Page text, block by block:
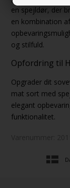
en spejldør, der
en kombination
og stilfuld.
Opfordring til
Opgrader dit
mat sort med
elegant
funktionalitet.